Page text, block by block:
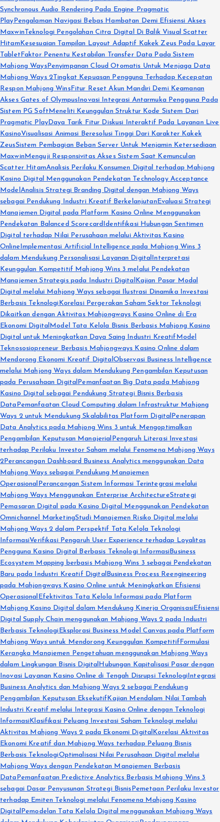
Synchronous Audio Rendering Pada Engine Pragmatic
PlayPengalaman Navigasi Bebas Hambatan Demi Efisiensi Akses
MaxwinTeknologi Pengolahan Citra Digital Di Balik Visual Scatter
HitamKesesuaian Tampilan Layout Adaptif Kakek Zeus Pada Layar
TabletFaktor Penentu Kestabilan Transfer Data Pada Sistem
Mahjong WaysPenyimpanan Cloud Otomatis Untuk Menjaga Data
Mahjong Ways 2Tingkat Kepuasan Pengguna Terhadap Kecepatan
Respon Mahjong WinsFitur Reset Akun Mandiri Demi Keamanan
Akses Gates of OlympusInovasi Integrasi Antarmuka Pengguna Pada
Sistem PG SoftMeneliti Keunggulan Struktur Kode Sistem Dari
Pragmatic PlayDaya Tarik Fitur Diskusi Interaktif Pada Layanan Live
KasinoVisualisasi Animasi Beresolusi Tinggi Dari Karakter Kakek
ZeusSistem Pembagian Beban Server Untuk Menjamin Ketersediaan
MaxwinMenguji Responsivitas Akses Sistem Saat Kemunculan
Scatter HitamAnalisis Perilaku Konsumen Digital terhadap Mahjong
Kasino Digital Menggunakan Pendekatan Technology Acceptance
ModelAnalisis Strategi Branding Digital dengan Mahjong Ways
sebagai Pendukung Industri Kreatif BerkelanjutanEvaluasi Strategi
Manajemen Digital pada Platform Kasino Online Menggunakan
Pendekatan Balanced ScorecardIdentifikasi Hubungan Sentimen
Digital terhadap Nilai Perusahaan melalui Aktivitas Kasino
OnlineImplementasi Artificial Intelligence pada Mahjong Wins 3
dalam Mendukung Personalisasi Layanan DigitalInterpretasi
Keunggulan Kompetitif Mahjong Wins 3 melalui Pendekatan
Manajemen Strategis pada Industri DigitalKajian Pasar Modal
Digital melalui Mahjong Ways sebagai Ilustrasi Dinamika Investasi
Berbasis TeknologiKorelasi Pergerakan Saham Sektor Teknologi
Dikaitkan dengan Aktivitas Mahjongways Kasino Online di Era
Ekonomi DigitalModel Tata Kelola Bisnis Berbasis Mahjong Kasino
Digital untuk Meningkatkan Daya Saing Industri Kreatif Model
Teknososiopreneur Berbasis Mahjongways Kasino Online dalam
Mendorong Ekonomi Kreatif DigitalObservasi Business Intelligence
melalui Mahjong Ways dalam Mendukung Pengambilan Keputusan
pada Perusahaan DigitalPemanfaatan Big Data pada Mahjong
Kasino Digital sebagai Pendukung Strategi Bisnis Berbasis
DataPemanfaatan Cloud Computing dalam Infrastruktur Mahjong
Ways 2 untuk Mendukung Skalabilitas Platform DigitalPenerapan
Data Analytics pada Mahjong Wins 3 untuk Mengoptimalkan
Pengambilan Keputusan ManajerialPengaruh Literasi Investasi
terhadap Perilaku Investor Saham melalui Fenomena Mahjong Ways
2Perancangan Dashboard Business Analytics menggunakan Data
Mahjong Ways sebagai Pendukung Manajemen
OperasionalPerancangan Sistem Informasi Terintegrasi melalui
Mahjong Ways Menggunakan Enterprise ArchitectureStrategi
Pemasaran Digital pada Kasino Digital Menggunakan Pendekatan
Omnichannel MarketingStudi Manajemen Risiko Digital melalui
Mahjong Ways 2 dalam Perspektif Tata Kelola Teknologi
InformasiVerifikasi Pengaruh User Experience terhadap Loyalitas
Pengguna Kasino Digital Berbasis Teknologi InformasiBusiness
Ecosystem Mapping berbasis Mahjong Wins 3 sebagai Pendekatan
Baru pada Industri Kreatif DigitalBusiness Process Reengineering
pada Mahjongways Kasino Online untuk Meningkatkan Efisiensi
OperasionalEfektivitas Tata Kelola Informasi pada Platform
Mahjong Kasino Digital dalam Mendukung Kinerja OrganisasiEfisiensi
Digital Supply Chain menggunakan Mahjong Ways 2 pada Industri
Berbasis TeknologiEksplorasi Business Model Canvas pada Platform
Mahjong Ways untuk Mendorong Keunggulan KompetitifFormulasi
Kerangka Manajemen Pengetahuan menggunakan Mahjong Ways
dalam Lingkungan Bisnis DigitalHubungan Kapitalisasi Pasar dengan
Inovasi Layanan Kasino Online di Tengah Disrupsi TeknologiIntegrasi
Business Analytics dan Mahjong Ways 2 sebagai Pendukung
Pengambilan Keputusan EksekutifKajian Mendalam Nilai Tambah
Industri Kreatif melalui Integrasi Kasino Online dengan Teknologi
InformasiKlasifikasi Peluang Investasi Saham Teknologi melalui
Aktivitas Mahjong Ways 2 pada Ekonomi DigitalKorelasi Aktivitas
Ekonomi Kreatif dan Mahjong Ways terhadap Peluang Bisnis
Berbasis TeknologiOptimalisasi Nilai Perusahaan Digital melalui
Mahjong Ways dengan Pendekatan Manajemen Berbasis
DataPemanfaatan Predictive Analytics Berbasis Mahjong Wins 3
sebagai Dasar Penyusunan Strategi BisnisPemetaan Perilaku Investor
terhadap Emiten Teknologi melalui Fenomena Mahjong Kasino
DigitalPemodelan Tata Kelola Digital menggunakan Mahjong Ways